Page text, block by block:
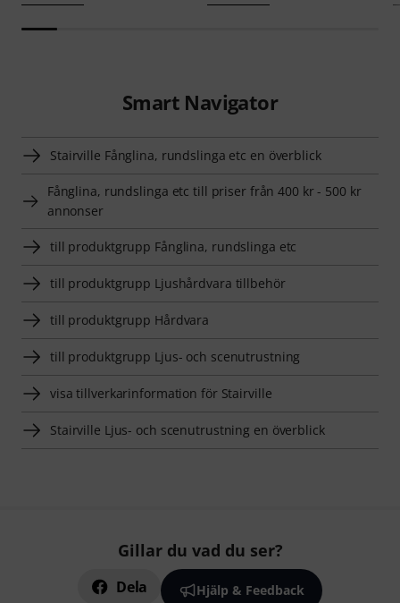
Smart Navigator
Stairville Fånglina, rundslinga etc en överblick
Fånglina, rundslinga etc till priser från 400 kr - 500 kr
annonser
till produktgrupp Fånglina, rundslinga etc
till produktgrupp Ljushårdvara tillbehör
till produktgrupp Hårdvara
till produktgrupp Ljus- och scenutrustning
visa tillverkarinformation för Stairville
Stairville Ljus- och scenutrustning en överblick
Gillar du vad du ser?
Dela Hjälp & Feedback